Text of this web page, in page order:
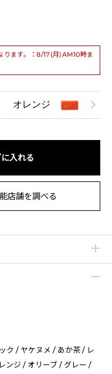
ります。：8/17(月)AM10時ま
オレンジ
入れる
店舗を調べる
ク / ヤケヌメ / あか茶 / レ
ンジ / オリーブ / グレー /